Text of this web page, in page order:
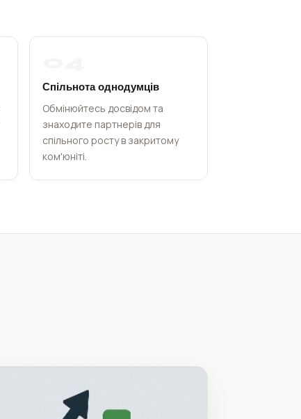
Спільнота однодумців
Обмінюйтесь досвідом та
знаходите партнерів для
спільного росту в закритому
ком'юніті.